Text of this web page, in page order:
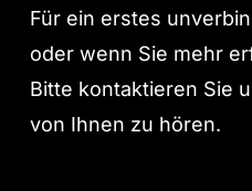
Für ein erstes
oder wenn Sie mehr
Bitte kontaktieren Sie
von Ihnen zu hören.